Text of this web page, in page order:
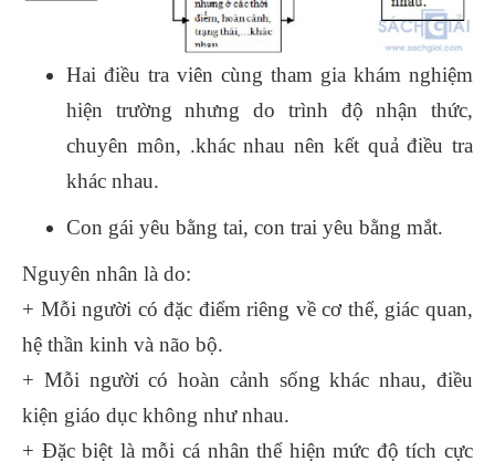
Hai điều tra viên cùng tham gia khám nghiệm
hiện trường nhưng do trình độ nhận thức,
chuyên môn, .khác nhau nên kết quả điều tra
khác nhau.
Con gái yêu bằng tai, con trai yêu bằng mắt.
Nguyên nhân là do:
+ Mỗi người có đặc điểm riêng về cơ thể, giác quan,
hệ thần kinh và não bộ.
+ Mỗi người có hoàn cảnh sống khác nhau, điều
kiện giáo dục không như nhau.
+ Đặc biệt là mỗi cá nhân thể hiện mức độ tích cực